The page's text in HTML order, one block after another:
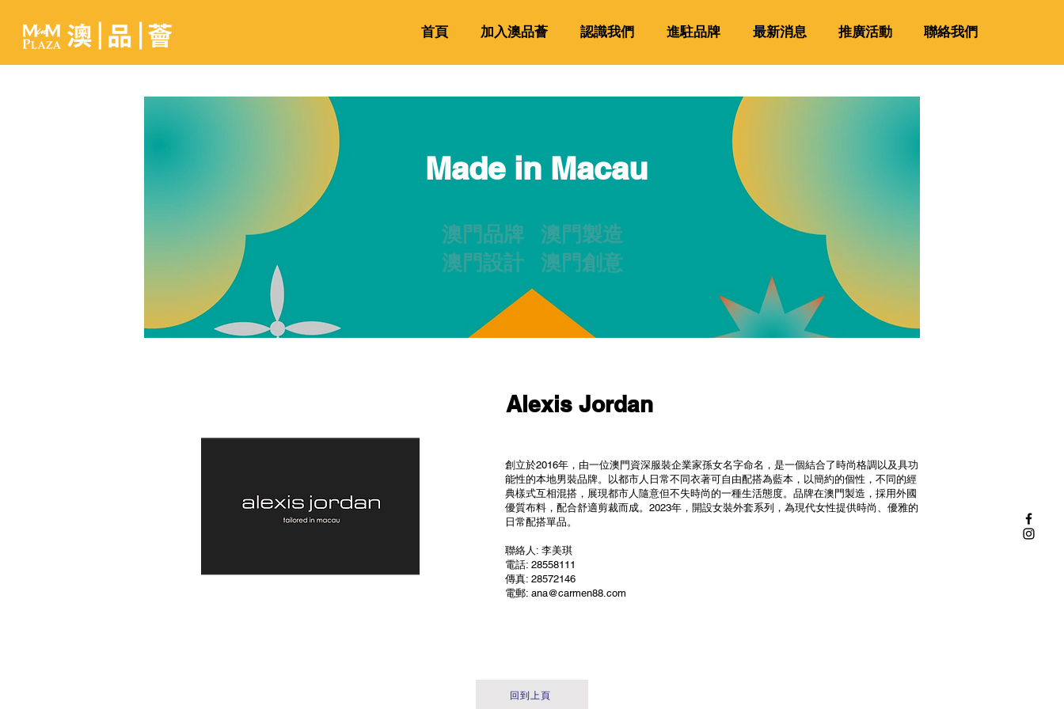
首頁 加入澳品薈 認識我們 進駐品牌 最新消息 推廣活動 聯絡我們
Made in Macau
澳門品牌 澳門製造
澳門設計 澳門創意
Alexis Jordan
創立於2016年，由一位澳門資深服裝企業家孫女名字命名，是一個結合了時尚格調以及具功
能性的本地男裝品牌。以都市人日常不同衣著可自由配搭為藍本，以簡約的個性，不同的經
典樣式互相混搭，展現都市人隨意但不失時尚的一種生活態度。品牌在澳門製造，採用外國
優質布料，配合舒適剪裁而成。2023年，開設女裝外套系列，為現代女性提供時尚、優雅的
日常配搭單品。
聯絡人: 李美琪
電話: 28558111
傳真: 28572146
電郵: ana@carmen88.com
回到上頁